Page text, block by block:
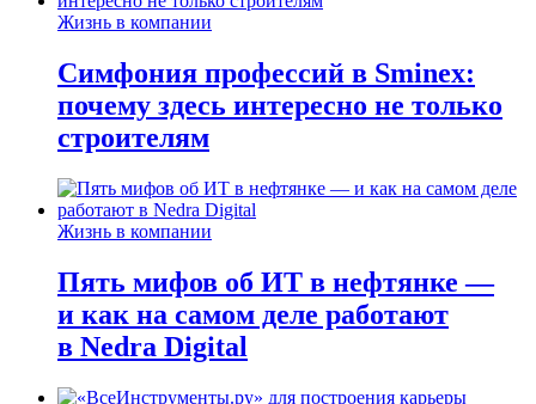
Жизнь в компании
Симфония профессий в Sminex:
почему здесь интересно не только
строителям
Жизнь в компании
Пять мифов об ИТ в нефтянке —
и как на самом деле работают
в Nedra Digital